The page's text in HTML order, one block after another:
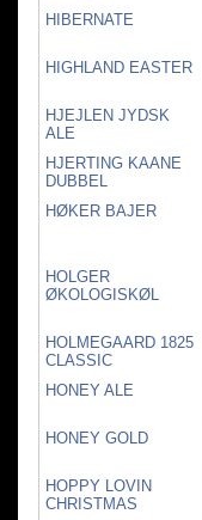
HIBERNATE
HIGHLAND EASTER
HJEJLEN JYDSK
ALE
HJERTING KAANE
DUBBEL
HØKER BAJER
HOLGER
ØKOLOGISKØL
HOLMEGAARD 1825
CLASSIC
HONEY ALE
HONEY GOLD
HOPPY LOVIN
CHRISTMAS